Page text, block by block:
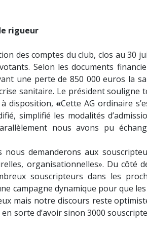
rigueur
des comptes du club, clos au 30
Selon les documents
une perte de 850 000 euros la
sanitaire. Le président souligne
disposition, «Cette AG ordinaire
simplifié les modalités
nous avons pu
nous demanderons aux
organisationnelles». Du côté
souscripteurs dans les
campagne dynamique pour que
mais notre discours reste
sorte d’avoir sinon 3000